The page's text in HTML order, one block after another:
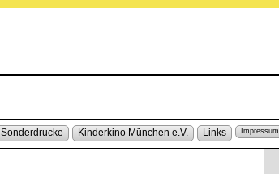
Sonderdrucke Kinderkino München e.V. Links Impressum